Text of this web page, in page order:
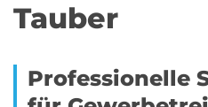
Tauber
Professionelle